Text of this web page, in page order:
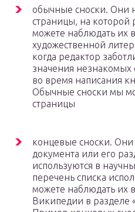
обычные сноски. Они
страницы, на
можете наблюдать их
художественной
когда редактор
значения незнакомых
во время написания
Обычные сноски мы
страницы
концевые сноски. Они
документа или его
используются в
перечень списка
можете наблюдать их
Википедии в разделе